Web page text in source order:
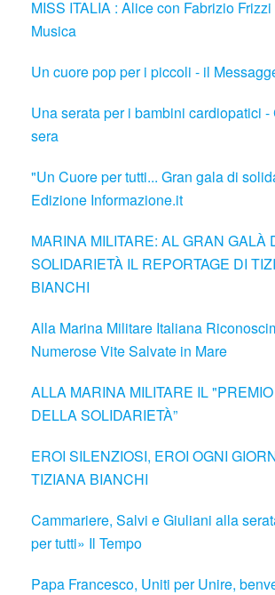
MISS ITALIA : Alice con Fabrizio
Musica
Un cuore pop per i piccoli - il
Una serata per i bambini cardiopatici
sera
"Un Cuore per tutti... Gran gala di
Edizione Informazione.it
MARINA MILITARE: AL GRAN GALÀ
SOLIDARIETÀ IL REPORTAGE DI
BIANCHI
Alla Marina Militare Italiana
Numerose Vite Salvate in Mare
ALLA MARINA MILITARE IL
DELLA SOLIDARIETÀ”
EROI SILENZIOSI, EROI OGNI
TIZIANA BIANCHI
Cammariere, Salvi e Giuliani alla
per tutti» Il Tempo
Papa Francesco, Uniti per Unire,